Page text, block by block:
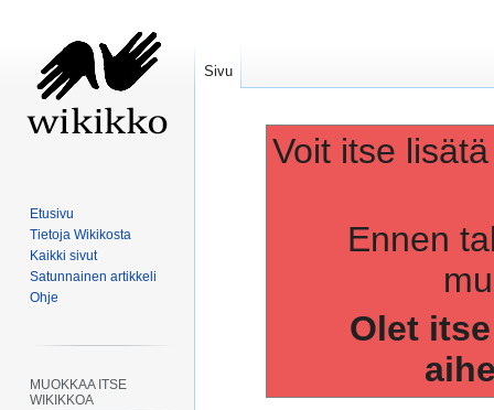
Voit itse
Ennen
Olet
Sivu
Etusivu
Tietoja Wikikosta
Kaikki sivut
Satunnainen artikkeli
Ohje
MUOKKAA ITSE
WIKIKKOA